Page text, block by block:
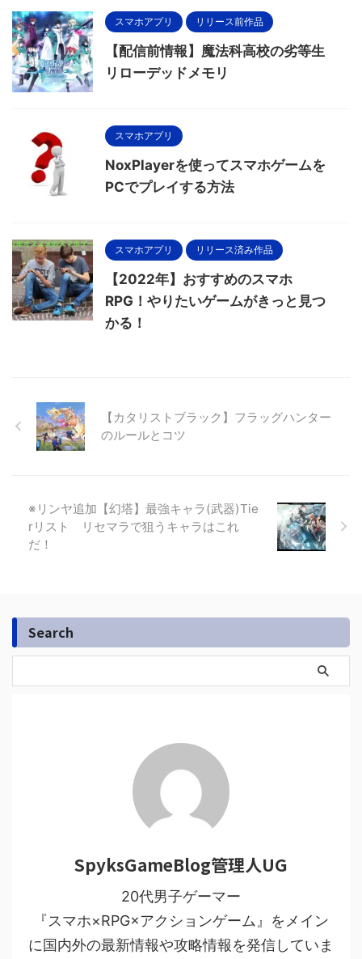
スマホアプリ リリース前作品
【配信前情報】魔法科高校の劣等生
リローデッドメモリ
スマホアプリ
NoxPlayerを使ってスマホゲームを
PCでプレイする方法
スマホアプリ リリース済み作品
【2022年】おすすめのスマホ
RPG！やりたいゲームがきっと見つ
かる！
【カタリストブラック】フラッグハンター
のルールとコツ
※リンヤ追加【幻塔】最強キャラ(武器)Tie
rリスト リセマラで狙うキャラはこれ
だ！
Search
SpyksGameBlog管理人UG
20代男子ゲーマー
『スマホ×RPG×アクションゲーム』をメイン
に国内外の最新情報や攻略情報を発信していま